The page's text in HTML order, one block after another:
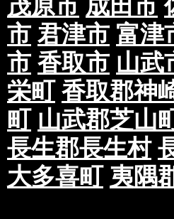
茂原市 成田市
市 君津市 富津
市 香取市 山武
栄町 香取郡神
町 山武郡芝山
長生郡長生村
大多喜町 夷隅